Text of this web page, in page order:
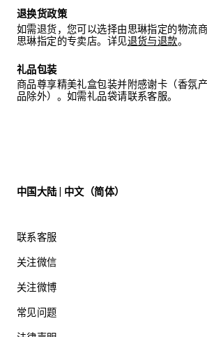
退换货政策
如需退货，您可以选择由思琳指定的物流
思琳指定的专卖店。详见退货与退款。
礼品包装
商品尊享精美礼盒包装并附感谢卡（香氛
品除外）。如需礼品袋请联系客服。
中国大陆 | 中文（简体）
联系客服
关注微信
关注微博
常见问题